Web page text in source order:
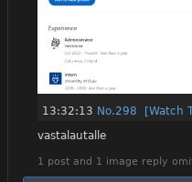
13:32:13 No.298 [Watch
vastalautalle
1 post and 1 image reply